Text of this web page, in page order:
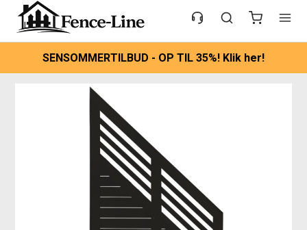
SENSOMMERTILBUD - OP TIL 35%! Klik her!